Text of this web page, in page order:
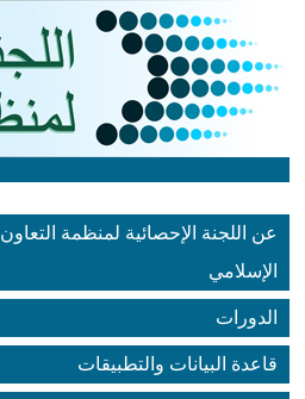
عن اللجنة الإحصائية لمنظمة التعاون
الإسلامي
الدورات
قاعدة البيانات والتطبيقات